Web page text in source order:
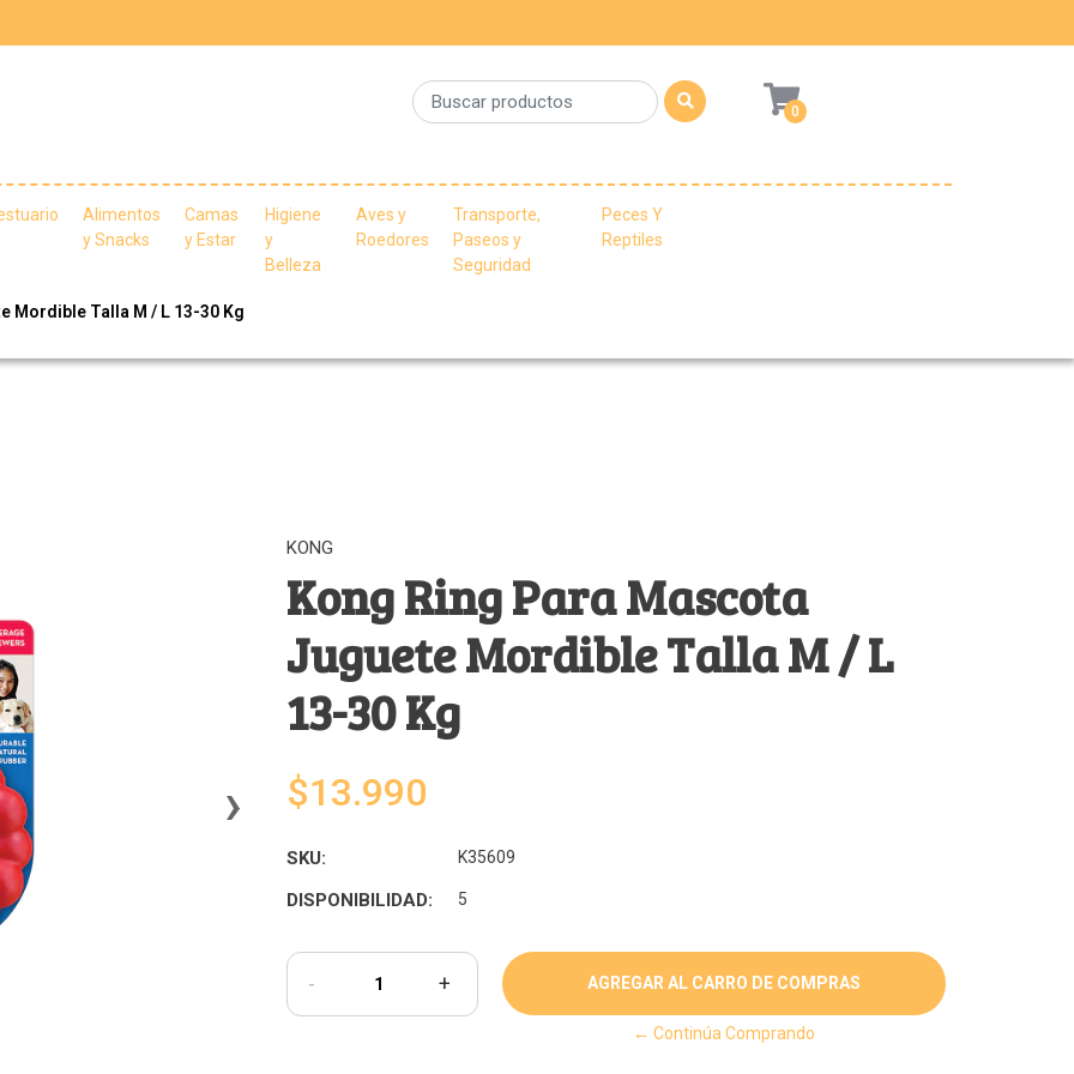
0
Alimentos
y Snacks
Camas
y Estar
Higiene
y
Belleza
Aves y
Roedores
Transporte,
Paseos y
Seguridad
Peces Y
Reptiles
Mordible Talla M / L 13-30 Kg
›
KONG
Kong Ring Para Mascota
Juguete Mordible Talla M / L
13-30 Kg
$13.990
SKU: K35609
DISPONIBILIDAD: 5
- +
← Continúa Comprando